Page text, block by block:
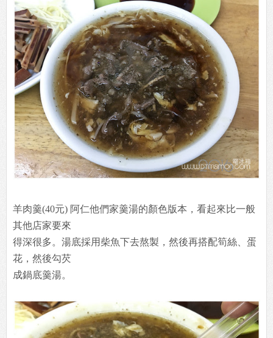
羊肉羹(40元) 阿仁他們家羹湯的顏色版本，看起來比一般
其他店家要來
得深很多。湯底採用柴魚下去熬製，然後再搭配筍絲、蛋
花，然後勾芡
成鍋底羹湯。